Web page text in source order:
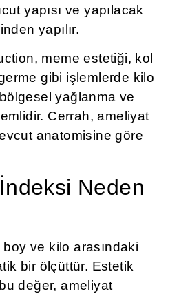
yapısı ve yapılacak
yapılır.
meme estetiği, kol
gibi işlemlerde kilo
yağlanma ve
Cerrah, ameliyat
anatomisine göre
Neden
ve kilo arasındaki
bir ölçüttür. Estetik
değer, ameliyat